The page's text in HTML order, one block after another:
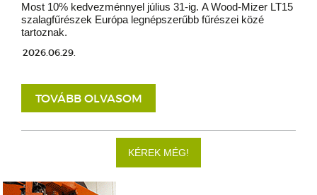
Most 10% kedvezménnyel július 31-ig. A Wood-Mizer LT15
szalagfűrészek Európa legnépszerűbb fűrészei közé
tartoznak.
2026.06.29.
TOVÁBB OLVASOM
KÉREK MÉG!